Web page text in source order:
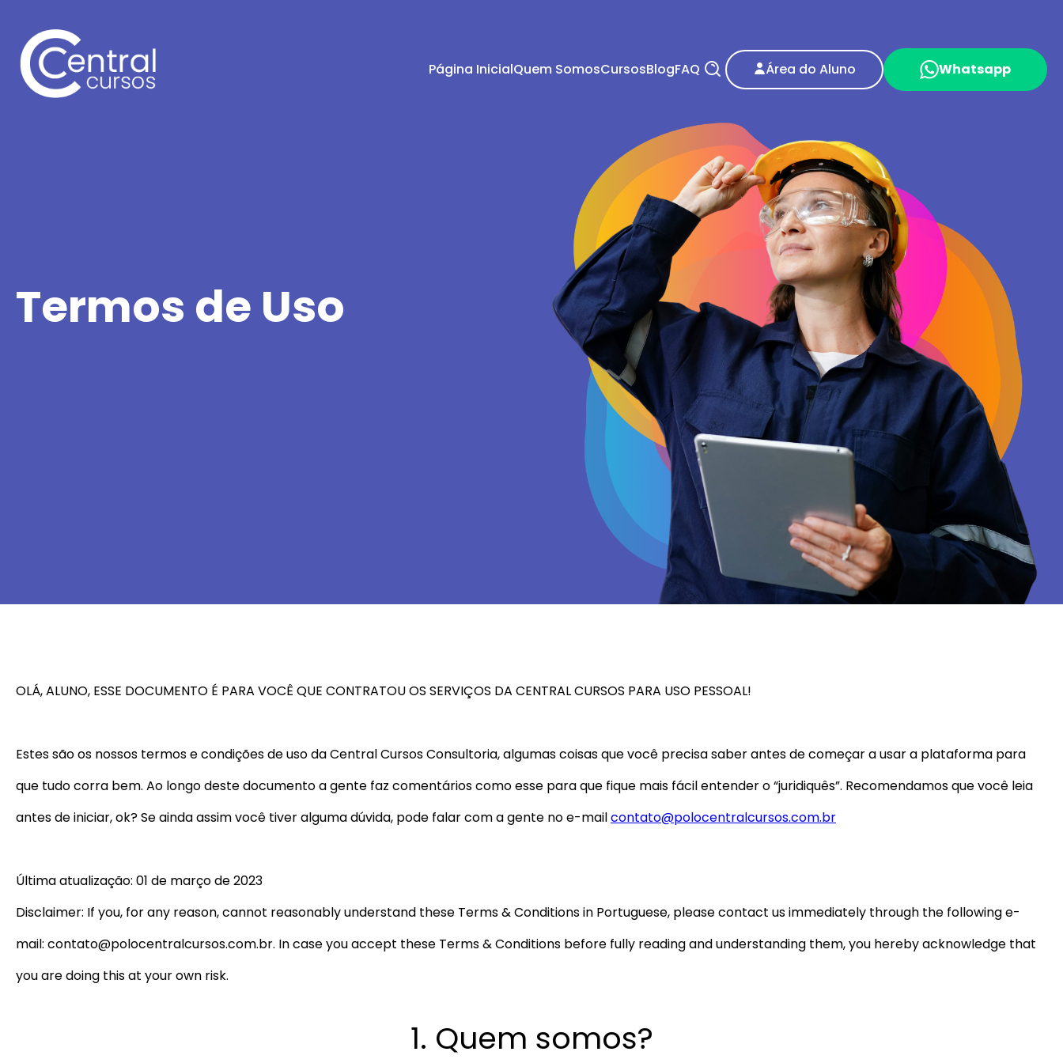
Página InicialQuem SomosCursosBlogFAQ Área do Aluno Whatsapp
Termos de Uso
OLÁ, ALUNO, ESSE DOCUMENTO É PARA VOCÊ QUE CONTRATOU OS SERVIÇOS DA CENTRAL CURSOS PARA USO PESSOAL!
Estes são os nossos termos e condições de uso da Central Cursos Consultoria, algumas coisas que você precisa saber antes de começar a usar a plataforma para
que tudo corra bem. Ao longo deste documento a gente faz comentários como esse para que fique mais fácil entender o “juridiquês”. Recomendamos que você leia
antes de iniciar, ok? Se ainda assim você tiver alguma dúvida, pode falar com a gente no e-mailcontato@polocentralcursos.com.br
Última atualização: 01 de março de 2023
Disclaimer: If you, for any reason, cannot reasonably understand these Terms & Conditions in Portuguese, please contact us immediately through the following e-
mail: contato@polocentralcursos.com.br. In case you accept these Terms & Conditions before fully reading and understanding them, you hereby acknowledge that
you are doing this at your own risk.
1. Quem somos?